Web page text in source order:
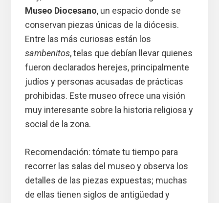
Museo Diocesano, un espacio donde se
conservan piezas únicas de la diócesis.
Entre las más curiosas están los
sambenitos, telas que debían llevar quienes
fueron declarados herejes, principalmente
judíos y personas acusadas de prácticas
prohibidas. Este museo ofrece una visión
muy interesante sobre la historia religiosa y
social de la zona.
Recomendación: tómate tu tiempo para
recorrer las salas del museo y observa los
detalles de las piezas expuestas; muchas
de ellas tienen siglos de antigüedad y